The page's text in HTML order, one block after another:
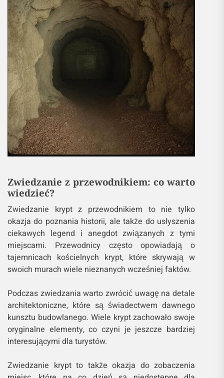
Zwiedzanie z przewodnikiem: co warto
wiedzieć?
Zwiedzanie krypt z przewodnikiem to nie tylko
okazja do poznania historii, ale także do usłyszenia
ciekawych legend i anegdot związanych z tymi
miejscami. Przewodnicy często opowiadają o
tajemnicach kościelnych krypt, które skrywają w
swoich murach wiele nieznanych wcześniej faktów.
Podczas zwiedzania warto zwrócić uwagę na detale
architektoniczne, które są świadectwem dawnego
kunsztu budowlanego. Wiele krypt zachowało swoje
oryginalne elementy, co czyni je jeszcze bardziej
interesującymi dla turystów.
Zwiedzanie krypt to także okazja do zobaczenia